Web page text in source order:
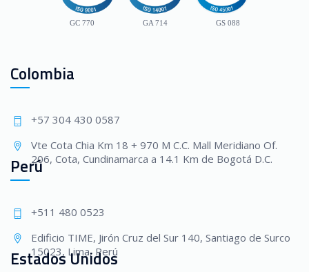
GC 770 GA 714 GS 088
Colombia
+57 304 430 0587
Vte Cota Chia Km 18 + 970 M C.C. Mall Meridiano Of.
206, Cota, Cundinamarca a 14.1 Km de Bogotá D.C.
Perú
+511 480 0523
Edificio TIME, Jirón Cruz del Sur 140, Santiago de Surco
15023, Lima, Perú
Estados Unidos